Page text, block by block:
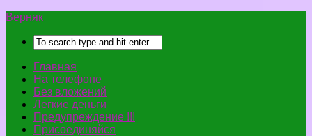
Верняк
Главная
На телефоне
Без вложений
Легкие деньги
Предупреждение !!!
Присоединяйся